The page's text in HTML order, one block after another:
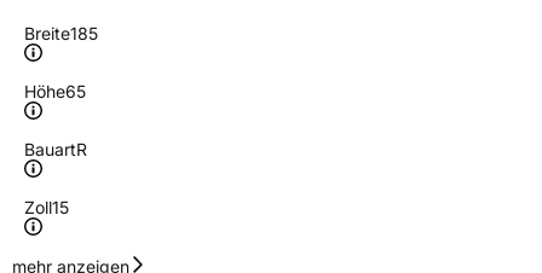
Breite185
Höhe65
BauartR
Zoll15
Geschwindigkeitsindex
mehr anzeigen